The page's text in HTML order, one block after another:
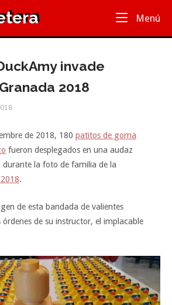
Menú
invade
2018
de 2018, 180 patitos de goma
fueron desplegados en una audaz
la foto de familia de la
.
de esta bandada de valientes
de su instructor, el implacable